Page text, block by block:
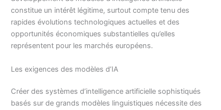
constitue un intérêt légitime, surtout compte tenu des
rapides évolutions technologiques actuelles et des
opportunités économiques substantielles qu’elles
représentent pour les marchés européens.
Les exigences des modèles d’IA
Créer des systèmes d’intelligence artificielle sophistiqués
basés sur de grands modèles linguistiques nécessite des